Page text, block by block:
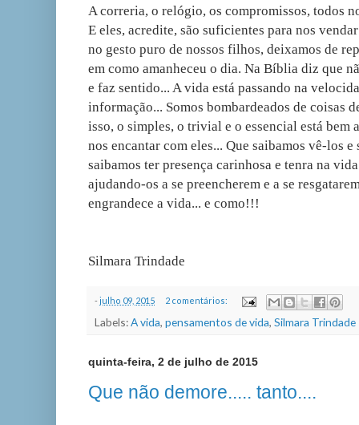
A correria, o relógio, os compromissos, todos
E eles, acredite, são suficientes para nos
no gesto puro de nossos filhos, deixamos de
em como amanheceu o dia. Na Bíblia diz que
e faz sentido... A vida está passando na
informação... Somos bombardeados de coisas
isso, o simples, o trivial e o essencial está bem
nos encantar com eles... Que saibamos vê-los
saibamos ter presença carinhosa e tenra na
ajudando-os a se preencherem e a se
engrandece a vida... e como!!!
Silmara Trindade
-julho 09, 2015 2 comentários:
Labels:A vida, pensamentos de vida, Silmara Trindade
quinta-feira, 2 de julho de 2015
Que não demore..... tanto....